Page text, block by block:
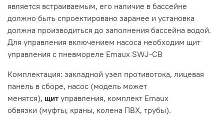
является встраиваемым, его наличие в бассейне
должно быть спроектировано заранее и установка
должна производиться до заполнения бассейна водой.
Для управления включением насоса необходим щит
управления с пневмореле Emaux SWJ-CB
Комплектация: закладной узел противотока, лицевая
панель в сборе, насос (модель может
менятся), щит управления, комплект Emaux
обвязки (муфты, краны, колена ПВХ, трубы).